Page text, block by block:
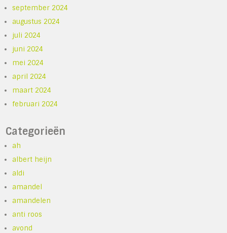
september 2024
augustus 2024
juli 2024
juni 2024
mei 2024
april 2024
maart 2024
februari 2024
Categorieën
ah
albert heijn
aldi
amandel
amandelen
anti roos
avond